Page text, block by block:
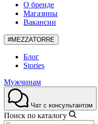
О бренде
Магазины
Вакансии
#MEZZATORRE
Блог
Stories
Мужчинам
Чат с консультантом
Поиск по каталогу